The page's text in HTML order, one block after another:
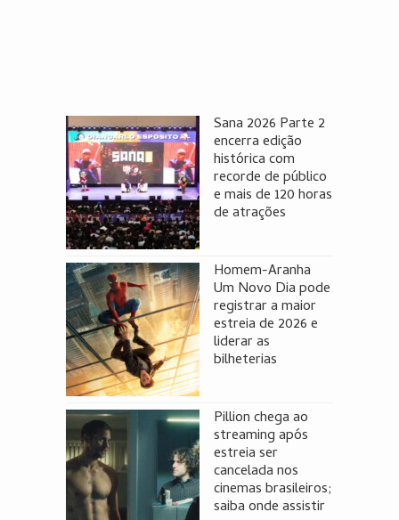
Sana 2026 Parte 2
encerra edição
histórica com
recorde de público
e mais de 120 horas
de atrações
Homem-Aranha
Um Novo Dia pode
registrar a maior
estreia de 2026 e
liderar as
bilheterias
Pillion chega ao
streaming após
estreia ser
cancelada nos
cinemas brasileiros;
saiba onde assistir